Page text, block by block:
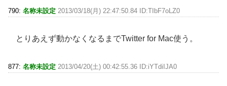
790: 名称未設定 2013/03/18(月) 22:47:50.84 ID:TIbF7oLZ0
とりあえず動かなくなるまでTwitter for Mac使う。
877: 名称未設定 2013/04/20(土) 00:42:55.36 ID:iYTdiIJA0